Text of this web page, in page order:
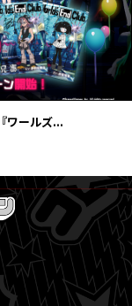
ワールズ...